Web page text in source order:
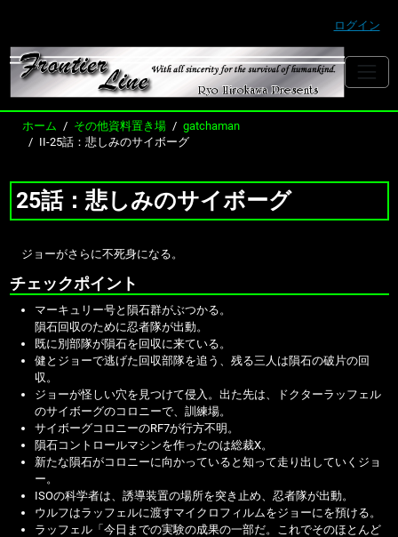
ログイン
ホーム その他資料置き場
gatchaman
II-25話：悲しみのサイボーグ
25話：悲しみのサイボーグ
ジョーがさらに不死身になる。
チェックポイント
マーキュリー号と隕石群がぶつかる。
隕石回収のために忍者隊が出動。
既に別部隊が隕石を回収に来ている。
健とジョーで逃げた回収部隊を追う、残る三人は隕石の破片の回
収。
ジョーが怪しい穴を見つけて侵入。出た先は、ドクターラッフェル
のサイボーグのコロニーで、訓練場。
サイボーグコロニーのRF7が行方不明。
隕石コントロールマシンを作ったのは総裁X。
新たな隕石がコロニーに向かっていると知って走り出していくジョ
ー。
ISOの科学者は、誘導装置の場所を突き止め、忍者隊が出動。
ウルフはラッフェルに渡すマイクロフィルムをジョーにを預ける。
ラッフェル「今日までの実験の成果の一部だ。これでそのほとんど